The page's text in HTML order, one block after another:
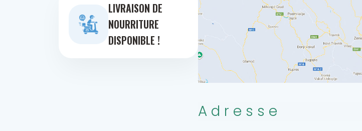
LIVRAISON DE
NOURRITURE
DISPONIBLE !
Adresse